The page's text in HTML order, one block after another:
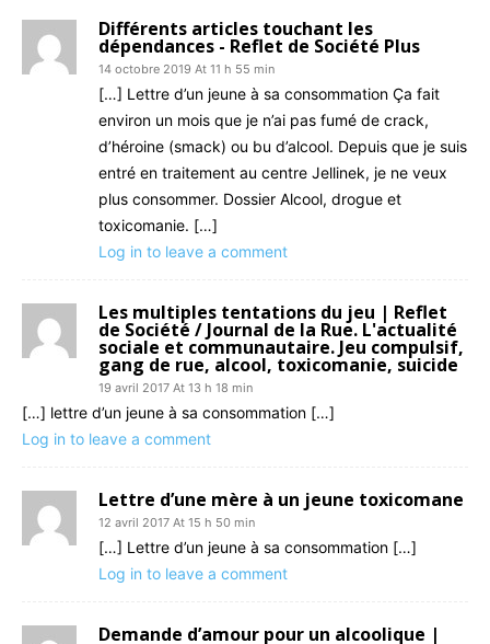
Différents articles touchant les
dépendances - Reflet de Société Plus
14 octobre 2019 At 11 h 55 min
[…] Lettre d’un jeune à sa consommation Ça fait
environ un mois que je n’ai pas fumé de crack,
d’héroine (smack) ou bu d’alcool. Depuis que je suis
entré en traitement au centre Jellinek, je ne veux
plus consommer. Dossier Alcool, drogue et
toxicomanie. […]
Log in to leave a comment
Les multiples tentations du jeu | Reflet
de Société / Journal de la Rue. L'actualité
sociale et communautaire. Jeu compulsif,
gang de rue, alcool, toxicomanie, suicide
19 avril 2017 At 13 h 18 min
[…] lettre d’un jeune à sa consommation […]
Log in to leave a comment
Lettre d’une mère à un jeune toxicomane
12 avril 2017 At 15 h 50 min
[…] Lettre d’un jeune à sa consommation […]
Log in to leave a comment
Demande d’amour pour un alcoolique |